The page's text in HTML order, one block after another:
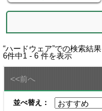
“ハードウェア”での検索結果
6件中1 - 6 件を表示
<<前へ
並べ替え：